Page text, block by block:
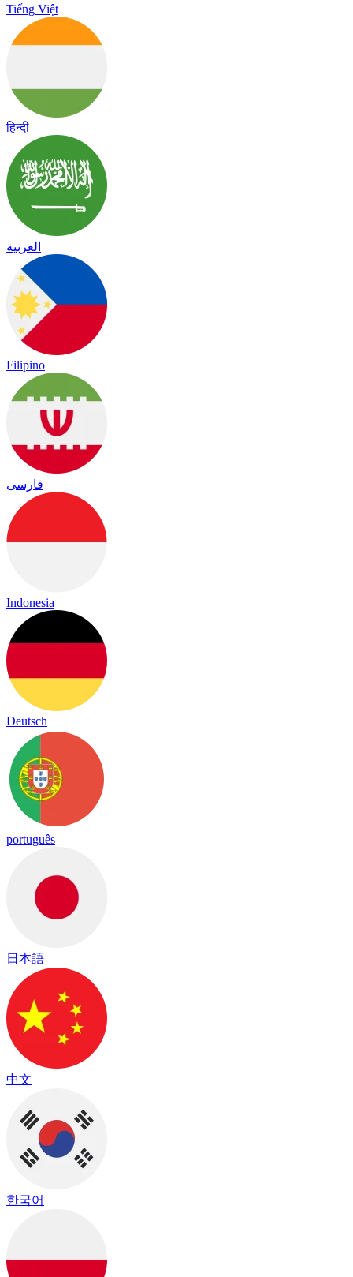
Tiếng Việt
हिन्दी
العربية
Filipino
فارسی
Indonesia
Deutsch
português
日本語
中文
한국어